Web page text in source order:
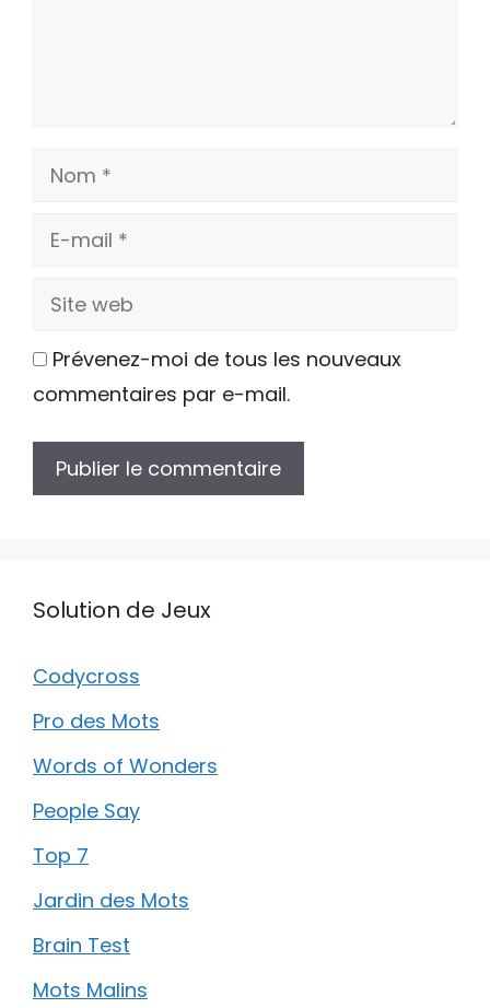
Nom
E-
Site
Prévenez-moi de tous les nouveaux
commentaires par e-mail.
Solution de Jeux
Codycross
Pro des Mots
Words of Wonders
People Say
Top 7
Jardin des Mots
Brain Test
Mots Malins